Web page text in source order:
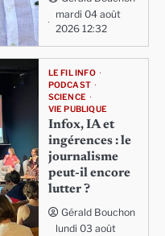
mardi 04 août
2026 12:32
LE FIL INFO
PODCAST
SCIENCE
VIE PUBLIQUE
Infox, IA et
ingérences : le
journalisme
peut-il encore
lutter ?
Gérald Bouchon
lundi 03 août